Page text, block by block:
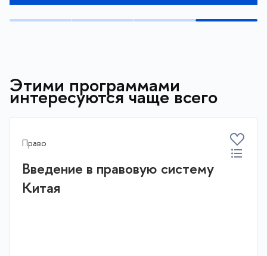
Этими программами
интересуются чаще всего
Право
Введение в правовую систему
Китая